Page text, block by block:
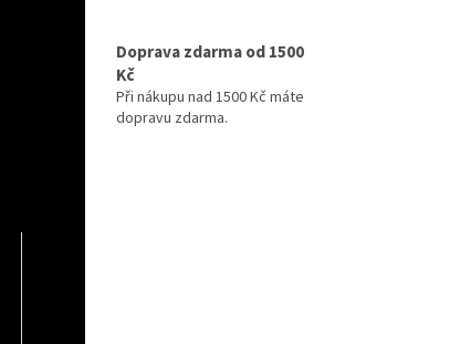
Doprava zdarma od 1500
Kč
Při nákupu nad 1500 Kč máte
dopravu zdarma.